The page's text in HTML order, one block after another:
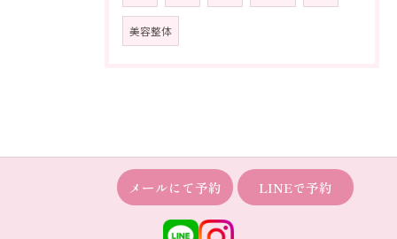
美容整体
メールにて予約 LINEで予約